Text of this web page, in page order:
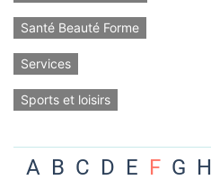
Santé Beauté Forme
Services
Sports et loisirs
A B C D E F G H